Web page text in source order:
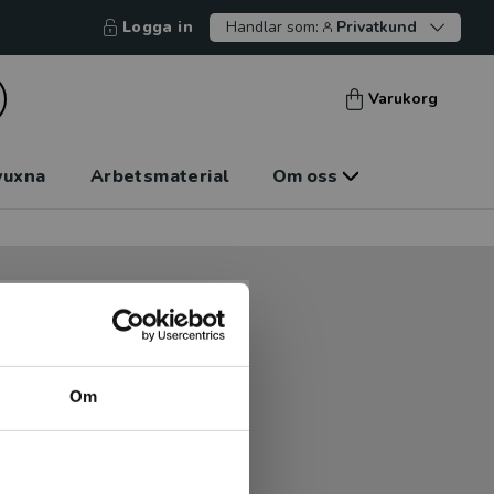
Om
Logga in Handlar som: Privatkund
Varukorg
Arbetsmaterial Om oss
betala mot faktura
hos oss.